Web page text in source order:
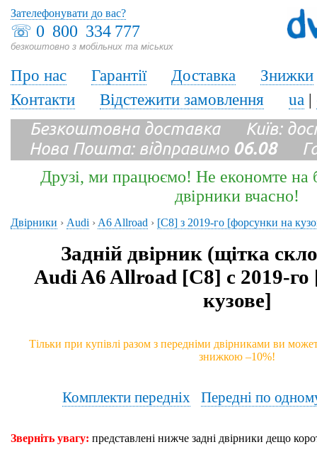
☏ 0 800 334 777
безкоштовно з мобільних та міських
Зателефонувати до вас?
Про нас Гарантії Доставка
Знижки
Контакти
Відстежити замовлення ua |
Безкоштовна доставка Київ:
Нова Пошта: відправимо 06.08
Друзі, ми працюємо! Не економте на
двірники вчасно!
Двірники › Audi › A6 Allroad › [C8] з 2019-го [форсунки на
Задній двірник (щітка
Audi A6 Allroad [C8] с 2019-
кузове]
Тільки при купівлі разом з передніми двірниками ви
знижкою –10%!
Комплекти передніх Передні по
Зверніть увагу: представлені нижче задні двірники дещо